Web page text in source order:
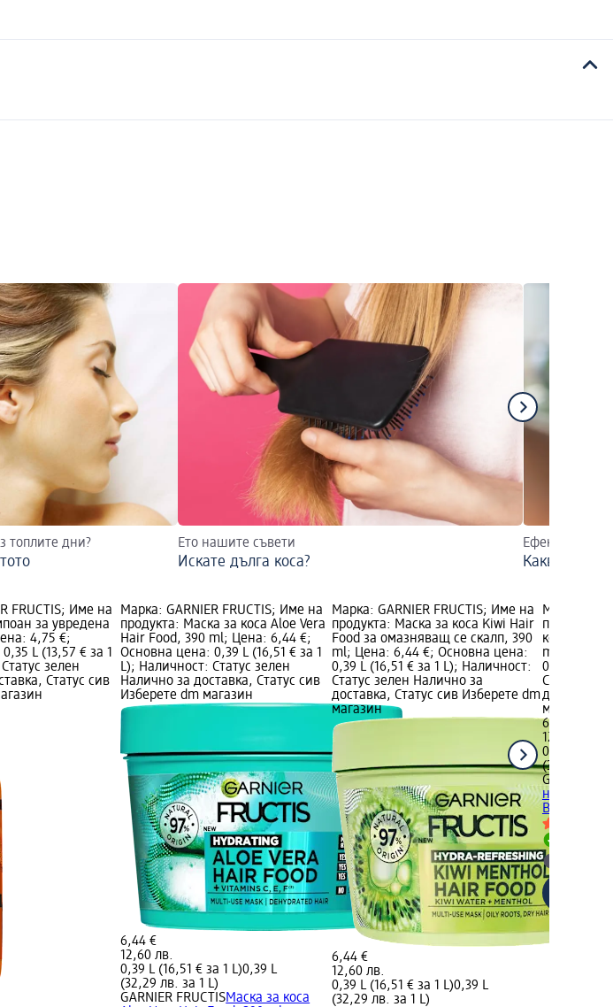
топлите дни? Ето нашите съвети
Искате дълга коса?
Ефективни
Какво
FRUCTIS; Име на
за увредена
4,75 €;
L (13,57 € за 1
зелен
Статус сив
Марка: GARNIER FRUCTIS; Име на
продукта: Маска за коса Aloe Vera
Hair Food, 390 ml; Цена: 6,44 €;
Основна цена: 0,39 L (16,51 € за 1
L); Наличност: Статус зелен
Налично за доставка, Статус сив
Изберете dm магазин
6,44 €
12,60 лв.
0,39 L (16,51 € за 1 L)0,39 L
(32,29 лв. за 1 L)
GARNIER FRUCTISМаска за коса
Марка: GARNIER FRUCTIS; Име на
продукта: Маска за коса Kiwi Hair
Food за омазняващ се скалп, 390
ml; Цена: 6,44 €; Основна цена:
0,39 L (16,51 € за 1 L); Наличност:
Статус зелен Налично за
доставка, Статус сив Изберете dm
магазин
6,44 €
12,60 лв.
0,39 L (16,51 € за 1 L)0,39 L
(32,29 лв. за 1 L)
Марка:
продукта:
коса Hair
ml; Цена:
0,39 L
Статус
доставка,
магазин
6,44 €
12,60 лв.
0,39 L
(32,29 лв.
GARNIER
непокорна
Butter, 390